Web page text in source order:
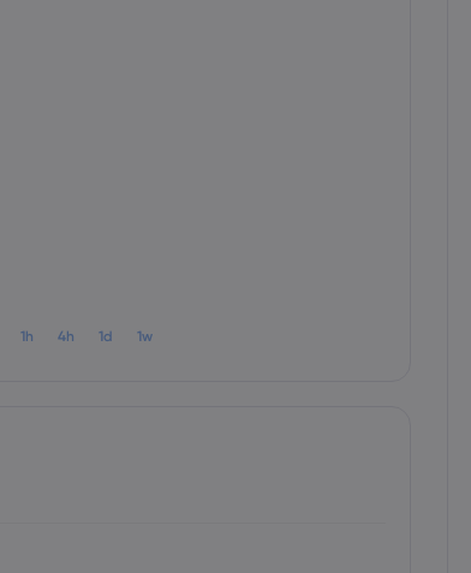
1h 4h 1d 1w